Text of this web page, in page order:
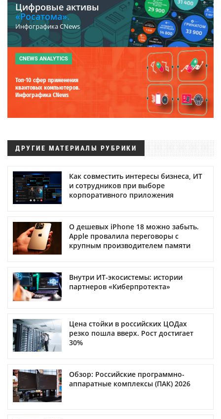
Цифровые активы
«Росатома».
Инфографика CNews
CNEWS ANALYTICS
Топ-10 сфер применения
квантовых компьютеров.
Инфографика CNews
ДРУГИЕ МАТЕРИАЛЫ РУБРИКИ
Как совместить интересы бизнеса, ИТ
и сотрудников при выборе
корпоративного приложения
О дешевых iPhone 18 можно забыть.
Apple провалила переговоры с
крупным производителем памяти
Внутри ИТ-экосистемы: истории
партнеров «Киберпротекта»
Цена стойки в российских ЦОДах
резко пошла вверх. Рост достигает
30%
Обзор: Российские программно-
аппаратные комплексы (ПАК) 2026